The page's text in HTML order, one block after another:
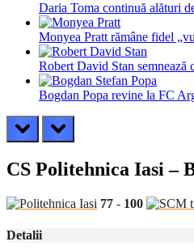
Daria Toma continuă alături
Monyea Pratt rămâne fidel
Robert David Stan
Bogdan Popa revine la FC
prev next
CS Politehnica Iasi –
77 - 100
Detalii